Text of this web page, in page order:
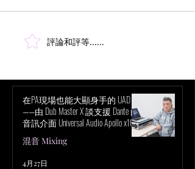
Marc Urselli： VENUE | S6L 混音
評論和評等......
在PA現場也能大顯身手的 UAD！
——由 Dub Master X 談支援 Dante 的
音訊介面 Universal Audio Apollo x16D
的魅力
混音 Mixing
4月27日